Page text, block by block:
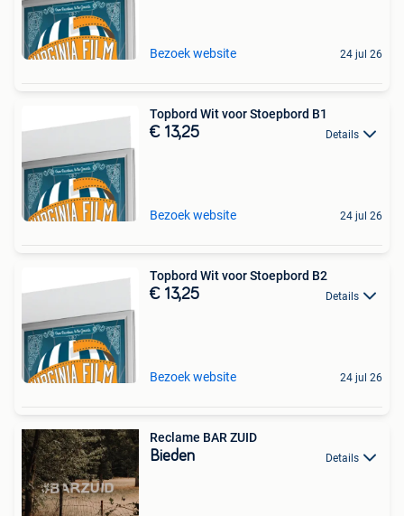
Bezoek website 24 jul 26
Topbord Wit voor Stoepbord B1
€ 13,25 Details
Bezoek website 24 jul 26
Topbord Wit voor Stoepbord B2
€ 13,25 Details
Bezoek website 24 jul 26
Reclame BAR ZUID
Bieden Details